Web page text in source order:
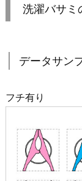
洗濯バサミ
データサン
フチ有り